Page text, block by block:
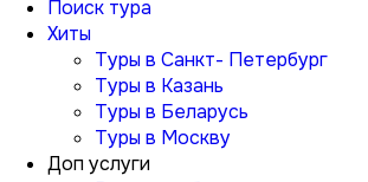
Поиск тура
Хиты
Туры в Санкт- Петербург
Туры в Казань
Туры в Беларусь
Туры в Москву
Доп услуги